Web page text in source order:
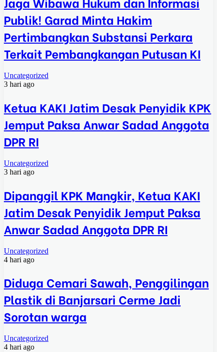
Publik! Garad Minta Hakim
Pertimbangkan Substansi Perkara
Terkait Pembangkangan Putusan KI
Uncategorized
3 hari ago
Ketua KAKI Jatim Desak Penyidik KPK
Jemput Paksa Anwar Sadad Anggota
DPR RI
Uncategorized
3 hari ago
Dipanggil KPK Mangkir, Ketua KAKI
Jatim Desak Penyidik Jemput Paksa
Anwar Sadad Anggota DPR RI
Uncategorized
4 hari ago
Diduga Cemari Sawah, Penggilingan
Plastik di Banjarsari Cerme Jadi
Sorotan warga
Uncategorized
4 hari ago